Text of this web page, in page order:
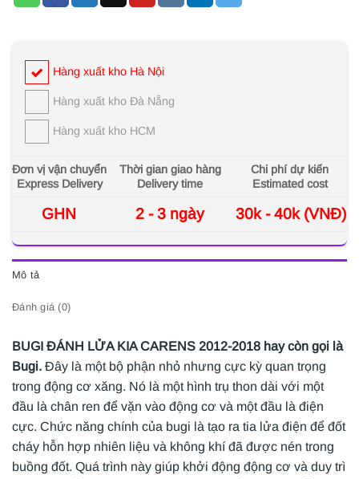
Hàng xuất kho Hà Nội
Hàng xuất kho Đà Nẵng
Hàng xuất kho HCM
Đơn vị vận chuyển
Express Delivery
Thời gian giao hàng
Delivery time
Chi phí dự kiến
Estimated cost
GHN 2 - 3 ngày 30k - 40k (VNĐ)
Mô tả
Đánh giá (0)
BUGI ĐÁNH LỬA KIA CARENS 2012-2018 hay còn gọi là
Bugi. Đây là một bộ phận nhỏ nhưng cực kỳ quan trọng
trong động cơ xăng. Nó là một hình trụ thon dài với một
đầu là chân ren để vặn vào động cơ và một đầu là điện
cực. Chức năng chính của bugi là tạo ra tia lửa điện để đốt
cháy hỗn hợp nhiên liệu và không khí đã được nén trong
buồng đốt. Quá trình này giúp khởi động động cơ và duy trì